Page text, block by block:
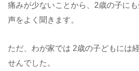
痛みが少ないことから、2歳の子に
声をよく聞きます。
ただ、わが家では 2歳の子どもには
せんでした。